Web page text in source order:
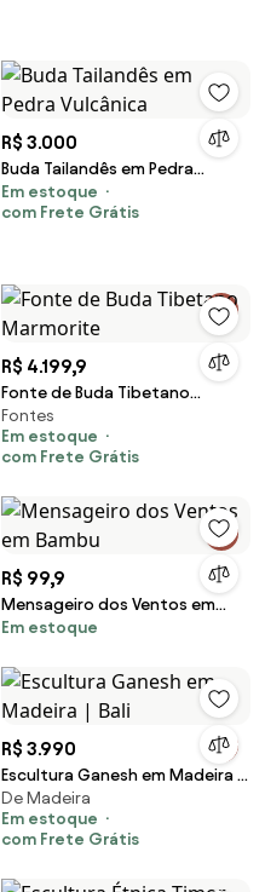
R$ 3.000
Buda Tailandês em Pedra
Vulcânica
Em estoque
com Frete Grátis
R$ 4.199,9
Fonte de Buda Tibetano
Marmorite
Fontes
Em estoque
com Frete Grátis
R$ 99,9
Mensageiro dos Ventos em
Bambu
Em estoque
R$ 3.990
Escultura Ganesh em Madeira |
Bali
De Madeira
Em estoque
com Frete Grátis